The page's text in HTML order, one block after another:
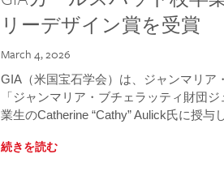
リーデザイン賞を受賞
March 4, 2026
GIA（米国宝石学会）は、ジャンマリア
「ジャンマリア・ブチェラッティ財団
業生のCatherine “Cathy” Aulick氏に授与
続きを読む